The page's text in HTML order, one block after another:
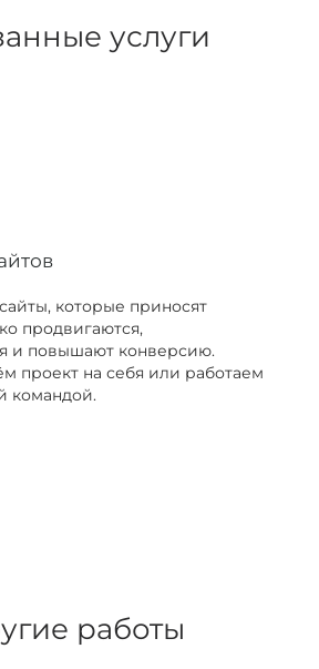
услуги
которые приносят
продвигаются,
и повышают конверсию.
проект на себя или работаем
командой.
работы